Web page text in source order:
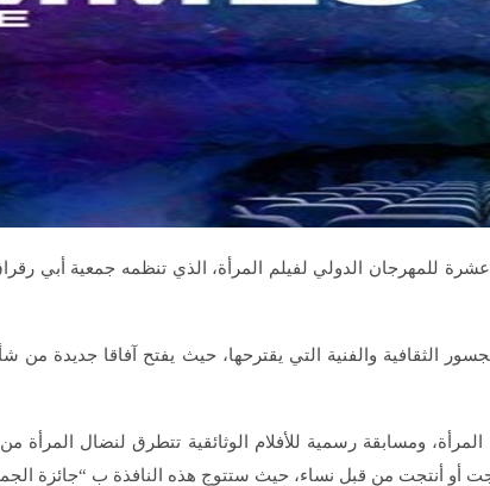
23 إلى 28 شتنبر الجاري، الدورة السابعة عشرة للمهرجان الدولي لفيلم المرأة، الذي
الثقافية والفنية التي يقترحها، حيث يفتح آفاقا جديدة
المرأة، ومسابقة رسمية للأفلام الوثائقية تتطرق لنضال
أو أنتجت من قبل نساء، حيث ستتوج هذه النافذة ب “جائزة